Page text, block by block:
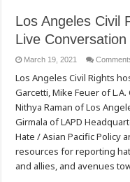
Los Angeles Civil
Live Conversation
March 19, 2021
Los Angeles Civil Rights
Garcetti, Mike Feuer of
Nithya Raman of Los
Girmala of LAPD
Hate / Asian Pacific Policy
resources for reporting
and allies, and avenues